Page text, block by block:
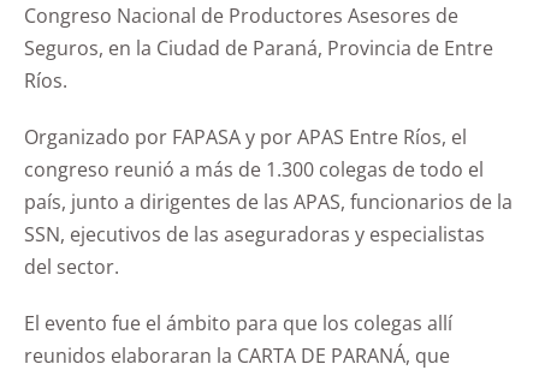
Congreso Nacional de Productores Asesores de
Seguros, en la Ciudad de Paraná, Provincia de Entre
Ríos.
Organizado por FAPASA y por APAS Entre Ríos, el
congreso reunió a más de 1.300 colegas de todo el
país, junto a dirigentes de las APAS, funcionarios de la
SSN, ejecutivos de las aseguradoras y especialistas
del sector.
El evento fue el ámbito para que los colegas allí
reunidos elaboraran la CARTA DE PARANÁ, que